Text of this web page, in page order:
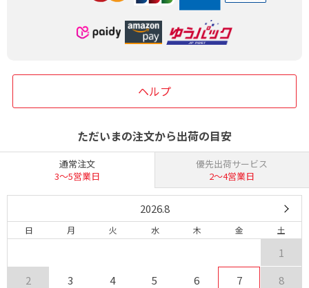
ヘルプ
ただいまの注文から出荷の目安
通常注文
3〜5営業日
優先出荷サービス
2〜4営業日
2026.8
日 月 火 水 木 金 土
1
2
3 4 5 6 7
8